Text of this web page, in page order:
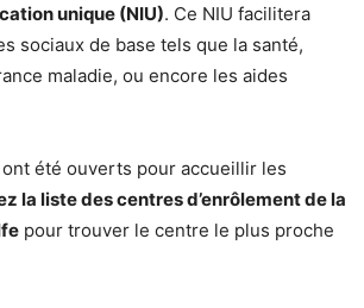
unique (NIU). Ce NIU facilitera
sociaux de base tels que la santé,
maladie, ou encore les aides
été ouverts pour accueillir les
la liste des centres d’enrôlement de la
pour trouver le centre le plus proche